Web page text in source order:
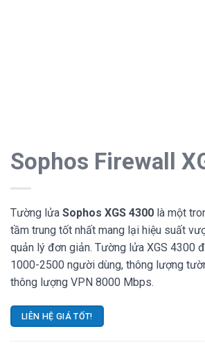
Sophos Firewall
Tường lửa Sophos XGS 4300 là một
tầm trung tốt nhất mang lại hiệu suất
quản lý đơn giản. Tường lửa XGS 4300
1000-2500 người dùng, thông lượng
thông lượng VPN 8000 Mbps.
LIÊN HỆ GIÁ TỐT!